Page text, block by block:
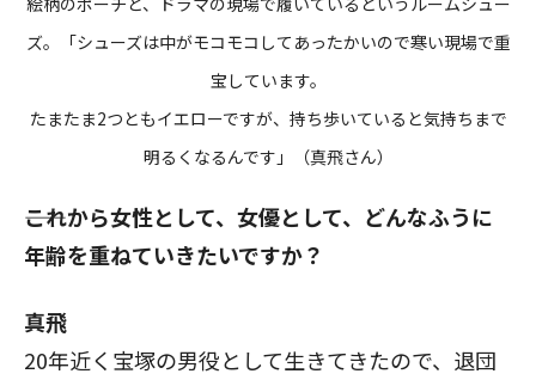
ズ。「シューズは中がモコモコしてあったかいので寒い現場で重
宝しています。
たまたま2つともイエローですが、持ち歩いていると気持ちまで
明るくなるんです」（真飛さん）
――これから女性として、女優として、どんなふうに
年齢を重ねていきたいですか？
真飛
20年近く宝塚の男役として生きてきたので、退団